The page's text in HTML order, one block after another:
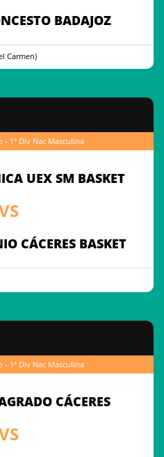
BADAJOZ
Carmen)
- 1ª Div Nac Masculina
UEX SM BASKET
CÁCERES BASKET
- 1ª Div Nac Masculina
CÁCERES